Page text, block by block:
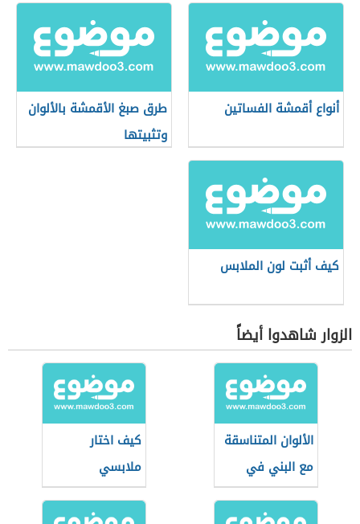
أنواع أقمشة الفساتين
طرق صبغ الأقمشة بالألوان
وتثبيتها
كيف أثبت لون الملابس
الزوار شاهدوا أيضاً
الألوان المتناسقة
مع البني في
الملابس
كيف اختار
ملابسي